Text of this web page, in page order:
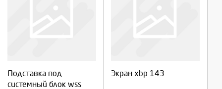
Подставка под
системный блок wss
Продолжить Экран xbp 143
Продолжить